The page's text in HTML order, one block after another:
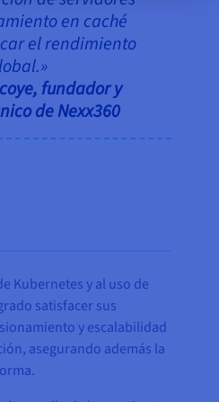
en caché
el rendimiento
fundador y
de Nexx360
Kubernetes y al uso de
satisfacer sus
y escalabilidad
asegurando además la